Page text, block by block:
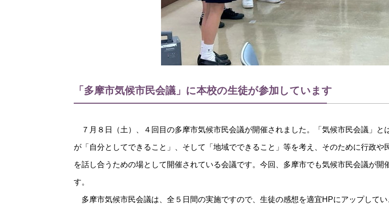
「多摩市気候市民会議」に本校の生徒が参加しています
７月８日（土）、４回目の多摩市気候市民会議が開催されました。「気候市民会議」と
が「自分としてできること」、そして「地域でできること」等を考え、そのために行政
を話し合うための場として開催されている会議です。今回、多摩市でも気候市民会議が
す。
多摩市気候市民会議は、全５日間の実施ですので、生徒の感想を適宜HPにアップして